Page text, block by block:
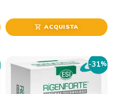
shopping_cart ACQUISTA
-31%